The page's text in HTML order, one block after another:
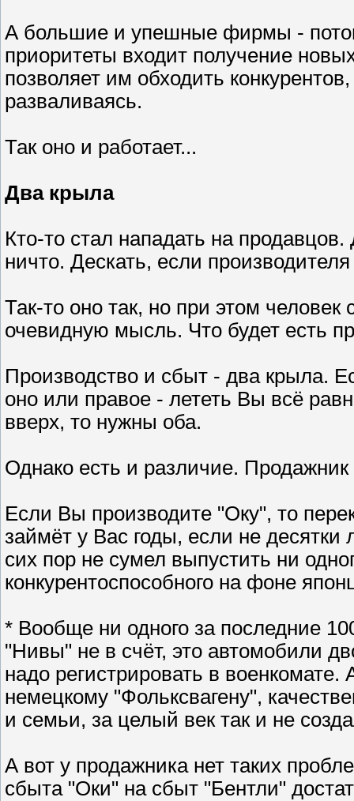
А большие и упешные фирмы -
приоритеты входит получение
позволяет им обходить
разваливаясь.
Так оно и работает...
Два крыла
Кто-то стал нападать на
ничто. Дескать, если
Так-то оно так, но при этом
очевидную мысль. Что будет есть
Производство и сбыт - два крыла.
оно или правое - лететь Вы всё
вверх, то нужны оба.
Однако есть и различие. Продажник
Если Вы производите "Оку", то
займёт у Вас годы, если не десятки
сих пор не сумел выпустить ни
конкурентоспособного на фоне
* Вообще ни одного за последние
"Нивы" не в счёт, это автомобили
надо регистрировать в военкомате.
немецкому "Фольксвагену",
и семьи, за целый век так и не
А вот у продажника нет таких
сбыта "Оки" на сбыт "Бентли"